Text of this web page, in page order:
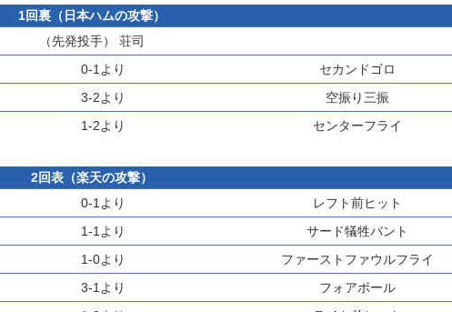
1回裏（日本ハムの攻撃）
（先発投手） 荘司
0-1より
セカンドゴロ
3-2より
空振り三振
1-2より センターフライ
2回表（楽天の攻撃）
0-1より
レフト前ヒット
1-1より
サード犠牲バント
1-0より
ファーストファウルフライ
3-1より
フォアボール